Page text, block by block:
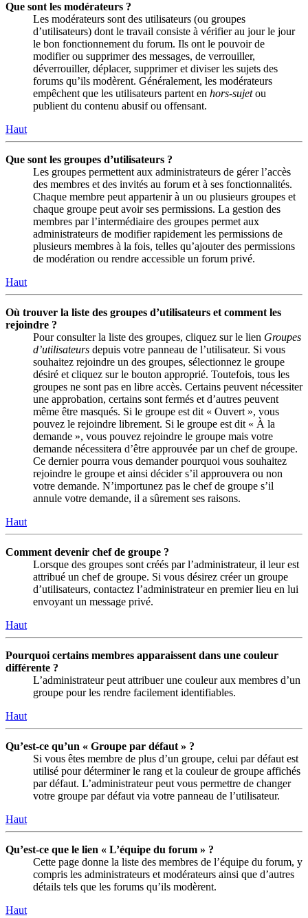
Que sont les modérateurs ?
Les modérateurs sont des utilisateurs (ou groupes
d’utilisateurs) dont le travail consiste à vérifier au jour le jour
le bon fonctionnement du forum. Ils ont le pouvoir de
modifier ou supprimer des messages, de verrouiller,
déverrouiller, déplacer, supprimer et diviser les sujets des
forums qu’ils modèrent. Généralement, les modérateurs
empêchent que les utilisateurs partent en hors-sujetou
publient du contenu abusif ou offensant.
Haut
Que sont les groupes d’utilisateurs ?
Les groupes permettent aux administrateurs de gérer l’accès
des membres et des invités au forum et à ses fonctionnalités.
Chaque membre peut appartenir à un ou plusieurs groupes et
chaque groupe peut avoir ses permissions. La gestion des
membres par l’intermédiaire des groupes permet aux
administrateurs de modifier rapidement les permissions de
plusieurs membres à la fois, telles qu’ajouter des permissions
de modération ou rendre accessible un forum privé.
Haut
Où trouver la liste des groupes d’utilisateurs et comment les
rejoindre ?
Pour consulter la liste des groupes, cliquez sur le lien Groupes
d’utilisateurs depuis votre panneau de l’utilisateur. Si vous
souhaitez rejoindre un des groupes, sélectionnez le groupe
désiré et cliquez sur le bouton approprié. Toutefois, tous les
groupes ne sont pas en libre accès. Certains peuvent nécessiter
une approbation, certains sont fermés et d’autres peuvent
même être masqués. Si le groupe est dit « Ouvert », vous
pouvez le rejoindre librement. Si le groupe est dit « À la
demande », vous pouvez rejoindre le groupe mais votre
demande nécessitera d’être approuvée par un chef de groupe.
Ce dernier pourra vous demander pourquoi vous souhaitez
rejoindre le groupe et ainsi décider s’il approuvera ou non
votre demande. N’importunez pas le chef de groupe s’il
annule votre demande, il a sûrement ses raisons.
Haut
Comment devenir chef de groupe ?
Lorsque des groupes sont créés par l’administrateur, il leur est
attribué un chef de groupe. Si vous désirez créer un groupe
d’utilisateurs, contactez l’administrateur en premier lieu en lui
envoyant un message privé.
Haut
Pourquoi certains membres apparaissent dans une couleur
différente ?
L’administrateur peut attribuer une couleur aux membres d’un
groupe pour les rendre facilement identifiables.
Haut
Qu’est-ce qu’un « Groupe par défaut » ?
Si vous êtes membre de plus d’un groupe, celui par défaut est
utilisé pour déterminer le rang et la couleur de groupe affichés
par défaut. L’administrateur peut vous permettre de changer
votre groupe par défaut via votre panneau de l’utilisateur.
Haut
Qu’est-ce que le lien « L’équipe du forum » ?
Cette page donne la liste des membres de l’équipe du forum, y
compris les administrateurs et modérateurs ainsi que d’autres
détails tels que les forums qu’ils modèrent.
Haut